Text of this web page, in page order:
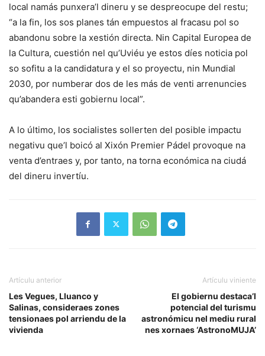
local namás punxera’l dineru y se despreocupe del restu;
“a la fin, los sos planes tán empuestos al fracasu pol so
abandonu sobre la xestión directa. Nin Capital Europea de
la Cultura, cuestión nel qu’Uviéu ye estos díes noticia pol
so sofitu a la candidatura y el so proyectu, nin Mundial
2030, por numberar dos de les más de venti arrenuncies
qu’abandera esti gobiernu local”.
A lo último, los socialistes sollerten del posible impactu
negativu que’l boicó al Xixón Premier Pádel provoque na
venta d’entraes y, por tanto, na torna económica na ciudá
del dineru invertíu.
Artículu anterior
Les Vegues, Lluanco y
Salinas, consideraes zones
tensionaes pol arriendu de la
vivienda
Artículu viniente
El gobiernu destaca’l
potencial del turismu
astronómicu nel mediu rural
nes xornaes ‘AstronoMUJA’